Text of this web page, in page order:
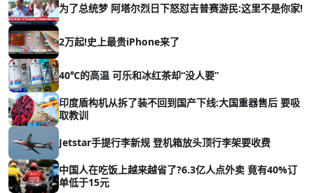
为了总统梦 阿塔尔烈日下怒怼吉普赛游民:这里不是你家!
2万起!史上最贵iPhone来了
40℃的高温 可乐和冰红茶却“没人要”
印度盾构机从拆了装不回到国产下线:大国重器售后 要吸
取教训
Jetstar手提行李新规 登机箱放头顶行李架要收费
中国人在吃饭上越来越省了?6.3亿人点外卖 竟有40%订
单低于15元